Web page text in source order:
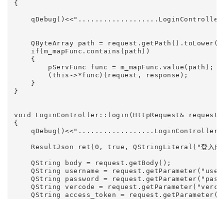
{
QByteArray path =
    if(m_mapFunc.contains(path))
    {
        pServFunc func = m_mapFunc.value(path);
        (this->*func)(request, response);
    }
}
void LoginController::login(HttpRequest& request,
{
ResultJson ret(0, true, QStringLiteral("登入成
    QString body = request.getBody();
QString username =
QString password =
QString vercode =
QString access_token =